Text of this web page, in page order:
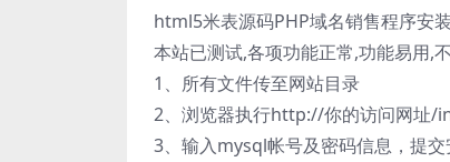
html5米表源码PHP域名销售程序安
本站已测试,各项功能正常,功能易用,
1、所有文件传至网站目录
2、浏览器执行http://你的访问网址/
3、输入mysql帐号及密码信息，提交